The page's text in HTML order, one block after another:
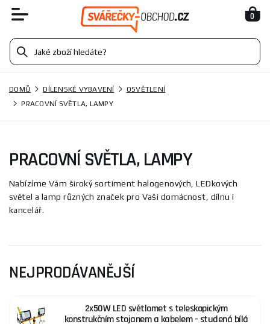
0
DOMŮ DÍLENSKÉ VYBAVENÍ
OSVĚTLENÍ
PRACOVNÍ SVĚTLA, LAMPY
PRACOVNÍ SVĚTLA, LAMPY
Nabízíme Vám široký sortiment halogenových, LEDkových
světel a lamp různých značek pro Vaši domácnost, dílnu i
kancelář.
NEJPRODÁVANĚJŠÍ
2x50W LED světlomet s teleskopickým
konstrukčním stojanem a kabelem - studená bílá